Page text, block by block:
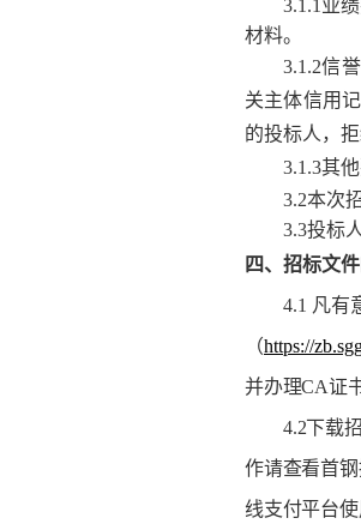
3.1.1业
材料。
3.1.2信
关主体信用
的投标人，
3.1.3其
3.2本次
3.3投标
四、 招标文
4.1 凡有
（https://
并办理CA证
4.2下载
作请查看首
线支付平台使